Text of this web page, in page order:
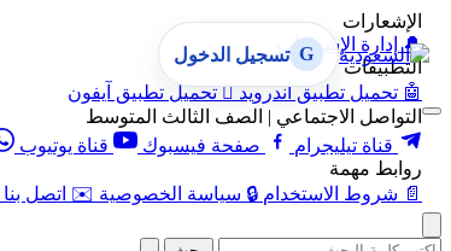
الإشعارات
🔔 إدارة الإشعارات
التطبيقات
🤖 تحميل تطبيق أندرويد  تحميل تطبيق آيفون
التواصل الاجتماعي | الصف الثالث المتوسط
قناة تيليجرام
صفحة فيسبوك قناة يوتيوب
روابط مهمة
📄 شروط الاستخدام 🔒 سياسة الخصوصية ✉️ اتصل بنا
G تسجيل الدخول